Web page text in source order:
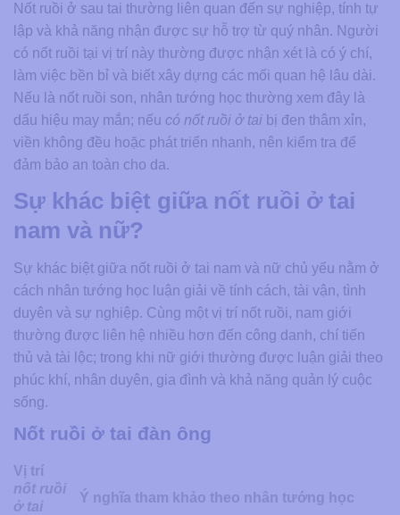
Nốt ruồi ở sau tai thường liên quan đến sự nghiệp, tính tự
lập và khả năng nhận được sự hỗ trợ từ quý nhân. Người
có nốt ruồi tại vị trí này thường được nhận xét là có ý chí,
làm việc bền bỉ và biết xây dựng các mối quan hệ lâu dài.
Nếu là nốt ruồi son, nhân tướng học thường xem đây là
dấu hiệu may mắn; nếu có nốt ruồi ở tai bị đen thâm xỉn,
viền không đều hoặc phát triển nhanh, nên kiểm tra để
đảm bảo an toàn cho da.
Sự khác biệt giữa nốt ruồi ở tai
nam và nữ?
Sự khác biệt giữa nốt ruồi ở tai nam và nữ chủ yếu nằm ở
cách nhân tướng học luận giải về tính cách, tài vận, tình
duyên và sự nghiệp. Cùng một vị trí nốt ruồi, nam giới
thường được liên hệ nhiều hơn đến công danh, chí tiến
thủ và tài lộc; trong khi nữ giới thường được luận giải theo
phúc khí, nhân duyên, gia đình và khả năng quản lý cuộc
sống.
Nốt ruồi ở tai đàn ông
Vị trí
nốt ruồi
ở tai
Ý nghĩa tham khảo theo nhân tướng học